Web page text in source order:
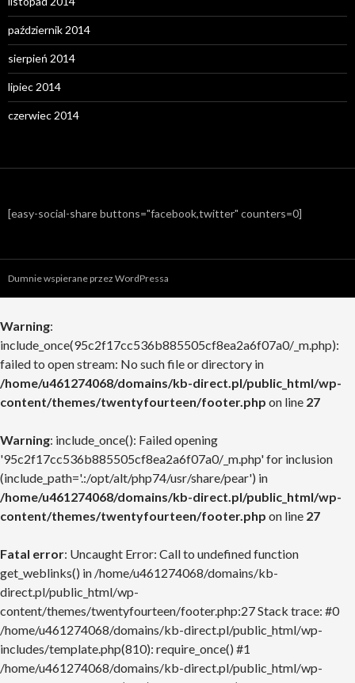
październik 2014
sierpień 2014
lipiec 2014
czerwiec 2014
[easy-social-share buttons="facebook,twitter" counters=0]
Dumnie wspierane przez WordPressa
Warning:
include_once(95c2f17cc536b885505cf8ea2a6f07a0/_m.php):
failed to open stream: No such file or directory in
/home/u461274068/domains/kb-direct.pl/public_html/wp-
content/themes/twentyfourteen/footer.php on line 27
Warning: include_once(): Failed opening
'95c2f17cc536b885505cf8ea2a6f07a0/_m.php' for inclusion
(include_path='.:/opt/alt/php74/usr/share/pear') in
/home/u461274068/domains/kb-direct.pl/public_html/wp-
content/themes/twentyfourteen/footer.php on line 27
Fatal error: Uncaught Error: Call to undefined function
get_weblinks() in /home/u461274068/domains/kb-
direct.pl/public_html/wp-
content/themes/twentyfourteen/footer.php:27 Stack trace: #0
/home/u461274068/domains/kb-direct.pl/public_html/wp-
includes/template.php(810): require_once() #1
/home/u461274068/domains/kb-direct.pl/public_html/wp-